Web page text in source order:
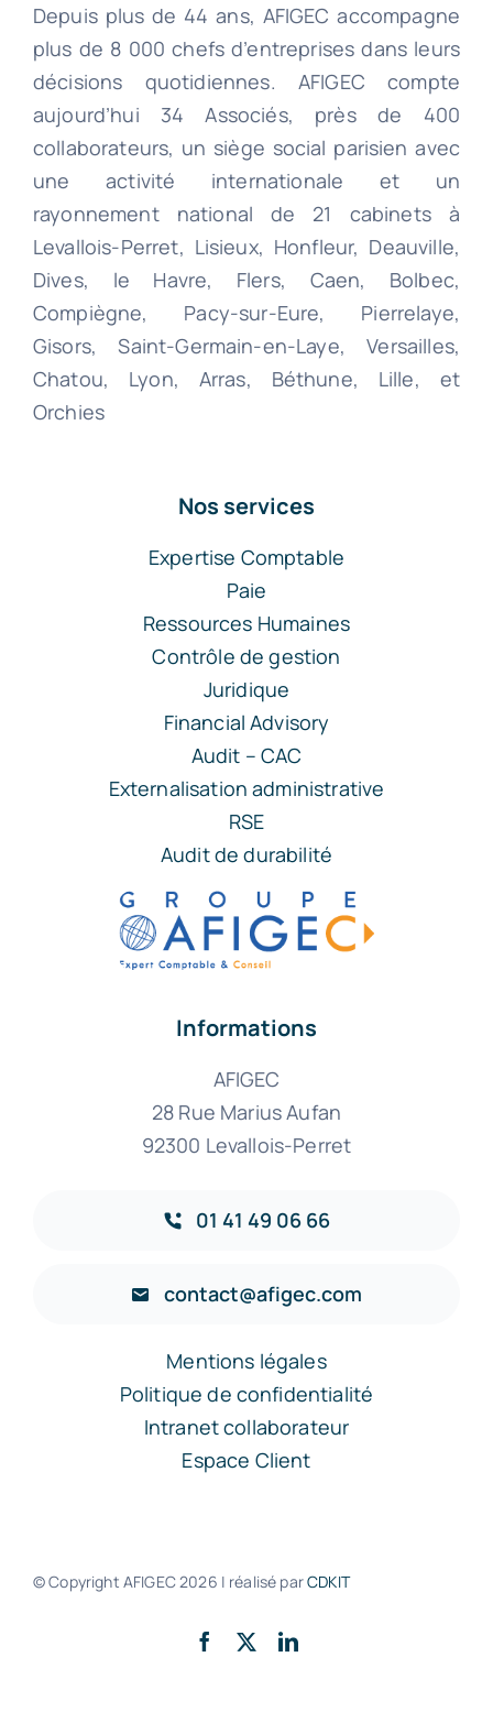
Depuis plus de 44 ans, AFIGEC accompagne
plus de 8 000 chefs d’entreprises dans leurs
décisions quotidiennes. AFIGEC compte
aujourd’hui 34 Associés, près de 400
collaborateurs, un siège social parisien avec
une activité internationale et un
rayonnement national de 21 cabinets à
Levallois-Perret, Lisieux, Honfleur, Deauville,
Dives, le Havre, Flers, Caen, Bolbec,
Compiègne, Pacy-sur-Eure, Pierrelaye,
Gisors, Saint-Germain-en-Laye, Versailles,
Chatou, Lyon, Arras, Béthune, Lille, et
Orchies
Nos services
Expertise Comptable
Paie
Ressources Humaines
Contrôle de gestion
Juridique
Financial Advisory
Audit – CAC
Externalisation administrative
RSE
Audit de durabilité
Informations
AFIGEC
28 Rue Marius Aufan
92300 Levallois-Perret
01 41 49 06 66
contact@afigec.com
Mentions légales
Politique de confidentialité
Intranet collaborateur
Espace Client
© Copyright AFIGEC2026 | réalisé parCDKIT